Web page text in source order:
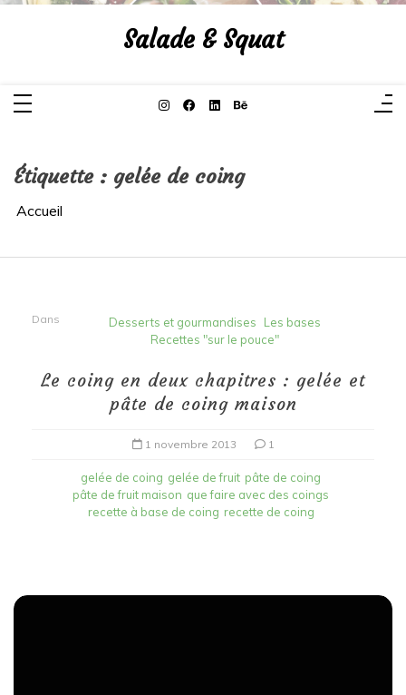
Aller
Salade & Squat
Étiquette : gelée de coing
Accueil
Dans Desserts et gourmandises
Les bases
Recettes "sur le pouce"
Le coing en deux chapitres : gelée et
pâte de coing maison
1 novembre 2013 1
gelée de coing gelée de fruit pâte de coing
pâte de fruit maison que faire avec des coings
recette à base de coing recette de coing